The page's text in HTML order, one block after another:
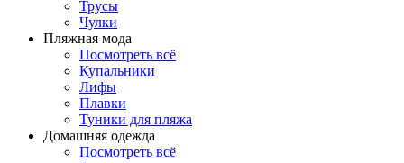
Трусы
Чулки
Пляжная мода
Посмотреть всё
Купальники
Лифы
Плавки
Туники для пляжа
Домашняя одежда
Посмотреть всё